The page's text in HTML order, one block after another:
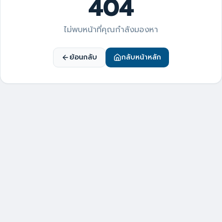
404
ไม่พบหน้าที่คุณกำลังมองหา
ย้อนกลับ กลับหน้าหลัก